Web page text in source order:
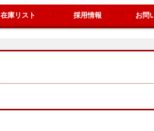
在庫リスト 採用情報 お問